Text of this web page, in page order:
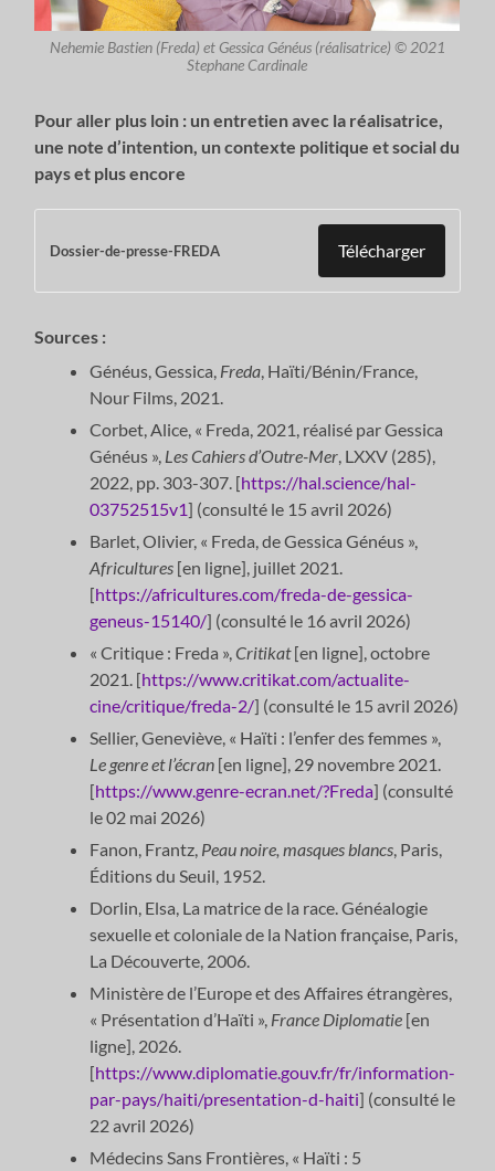
Nehemie Bastien (Freda) et Gessica Généus (réalisatrice) © 2021
Stephane Cardinale
Pour aller plus loin : un entretien avec la réalisatrice,
une note d’intention, un contexte politique et social du
pays et plus encore
Dossier-de-presse-FREDA Télécharger
Sources :
Généus, Gessica, Freda, Haïti/Bénin/France,
Nour Films, 2021.
Corbet, Alice, « Freda, 2021, réalisé par Gessica
Généus », Les Cahiers d’Outre-Mer, LXXV (285),
2022, pp. 303-307. [https://hal.science/hal-
03752515v1] (consulté le 15 avril 2026)
Barlet, Olivier, « Freda, de Gessica Généus »,
Africultures [en ligne], juillet 2021.
[https://africultures.com/freda-de-gessica-
geneus-15140/] (consulté le 16 avril 2026)
« Critique : Freda »,Critikat[en ligne], octobre
2021. [https://www.critikat.com/actualite-
cine/critique/freda-2/] (consulté le 15 avril 2026)
Sellier, Geneviève, « Haïti : l’enfer des femmes »,
Le genre et l’écran [en ligne], 29 novembre 2021.
[https://www.genre-ecran.net/?Freda] (consulté
le 02 mai 2026)
Fanon, Frantz, Peau noire, masques blancs, Paris,
Éditions du Seuil, 1952.
Dorlin, Elsa, La matrice de la race. Généalogie
sexuelle et coloniale de la Nation française, Paris,
La Découverte, 2006.
Ministère de l’Europe et des Affaires étrangères,
« Présentation d’Haïti », France Diplomatie [en
ligne], 2026.
[https://www.diplomatie.gouv.fr/fr/information-
par-pays/haiti/presentation-d-haiti] (consulté le
22 avril 2026)
Médecins Sans Frontières, « Haïti : 5